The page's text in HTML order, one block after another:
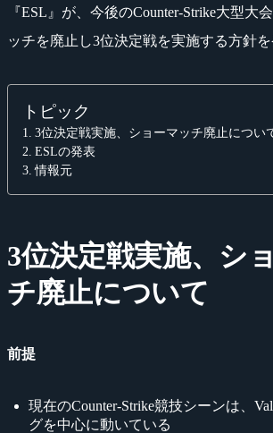
『ESL』が、今後のCounter-Strike大型大
ッチを廃止し3位決定戦を実施する方針を
トピック
3位決定戦実施、ショーマッチ廃止につい
ESLの発表
情報元
3位決定戦実施、シ
チ廃止について
前提
現在のCounter-Strike競技シーンは、
グを中心に動いている